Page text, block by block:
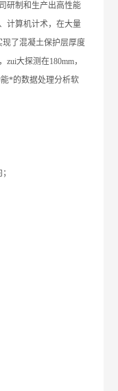
研制和生产出高性能
计算机计术，在大量
了混凝土保护层厚度
zui大探测在180mm，
*的数据处理分析软